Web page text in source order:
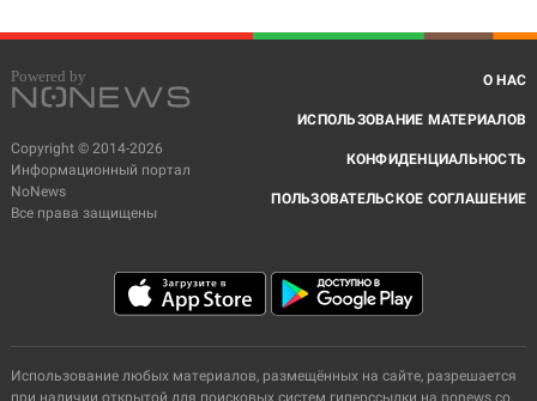
Copyright © 2014-2026
Информационный портал
NoNews
Все права защищены
О НАС
ИСПОЛЬЗОВАНИЕ МАТЕРИАЛОВ
КОНФИДЕНЦИАЛЬНОСТЬ
ПОЛЬЗОВАТЕЛЬСКОЕ СОГЛАШЕНИЕ
Использование любых материалов, размещённых на сайте, разрешается
при наличии открытой для поисковых систем гиперссылки на nonews.co.